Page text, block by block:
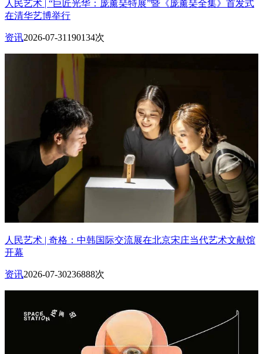
人民艺术 | “巨匠光华：庞薰琹特展”暨《庞薰琹全集》首发式
在清华艺博举行
资讯2026-07-31 190134次
人民艺术 | 奇格：中韩国际交流展在北京宋庄当代艺术文献馆
开幕
资讯2026-07-30236888次